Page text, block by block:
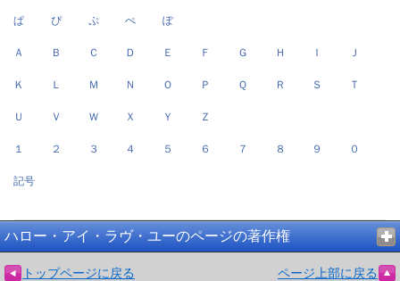
ぱ ぴ ぷ ぺ ぽ
Ａ Ｂ Ｃ Ｄ Ｅ Ｆ Ｇ Ｈ Ｉ Ｊ
Ｋ Ｌ Ｍ Ｎ Ｏ Ｐ Ｑ Ｒ Ｓ Ｔ
Ｕ Ｖ Ｗ Ｘ Ｙ Ｚ
１ ２ ３ ４ ５ ６ ７ ８ ９ ０
記号
ハロー・アイ・ラヴ・ユーのページの著作権
トップページに戻る ページ上部に戻る